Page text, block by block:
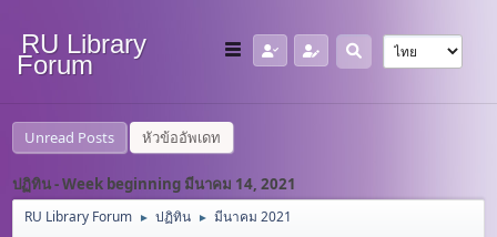
RU Library
Forum
Unread Posts หัวข้ออัพเดท
ปฏิทิน - Week beginning มีนาคม 14, 2021
RU Library Forum ► ปฏิทิน ► มีนาคม 2021